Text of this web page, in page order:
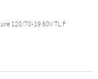
120/70-19 60V TL F